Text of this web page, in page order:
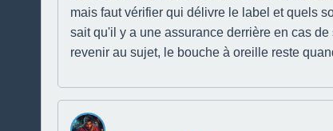
mais faut vérifier qui délivre le label et quels
sait qu'il y a une assurance derrière en cas
revenir au sujet, le bouche à oreille reste